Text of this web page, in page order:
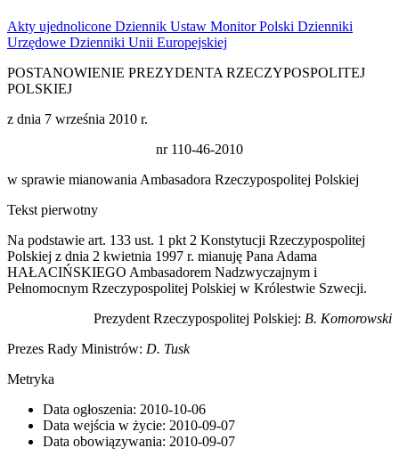
Akty ujednolicone Dziennik Ustaw Monitor Polski Dzienniki
Urzędowe Dzienniki Unii Europejskiej
POSTANOWIENIE PREZYDENTA RZECZYPOSPOLITEJ
POLSKIEJ
z dnia 7 września 2010 r.
nr 110-46-2010
w sprawie mianowania Ambasadora Rzeczypospolitej Polskiej
Tekst pierwotny
Na podstawie art. 133 ust. 1 pkt 2 Konstytucji Rzeczypospolitej
Polskiej z dnia 2 kwietnia 1997 r. mianuję Pana Adama
HAŁACIŃSKIEGO Ambasadorem Nadzwyczajnym i
Pełnomocnym Rzeczypospolitej Polskiej w Królestwie Szwecji.
Prezydent Rzeczypospolitej Polskiej: B. Komorowski
Prezes Rady Ministrów: D. Tusk
Metryka
Data ogłoszenia: 2010-10-06
Data wejścia w życie: 2010-09-07
Data obowiązywania: 2010-09-07